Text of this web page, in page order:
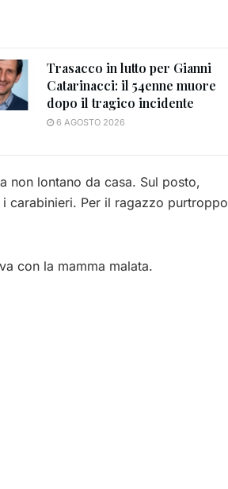
Trasacco in lutto per Gianni
Catarinacci: il 54enne muore
dopo il tragico incidente
6 AGOSTO 2026
non lontano da casa. Sul posto,
i carabinieri. Per il ragazzo purtroppo
con la mamma malata.